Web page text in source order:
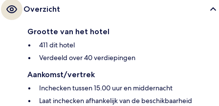
Overzicht
Grootte van het hotel
411 dit hotel
Verdeeld over 40 verdiepingen
Aankomst/vertrek
Inchecken tussen 15.00 uur en middernacht
Laat inchecken afhankelijk van de beschikbaarheid